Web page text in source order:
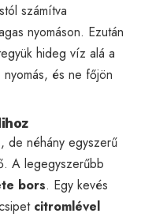
számítva
nyomáson. Ezután
hideg víz alá a
és ne főjön
de néhány egyszerű
A legegyszerűbb
bors. Egy kevés
citromlével